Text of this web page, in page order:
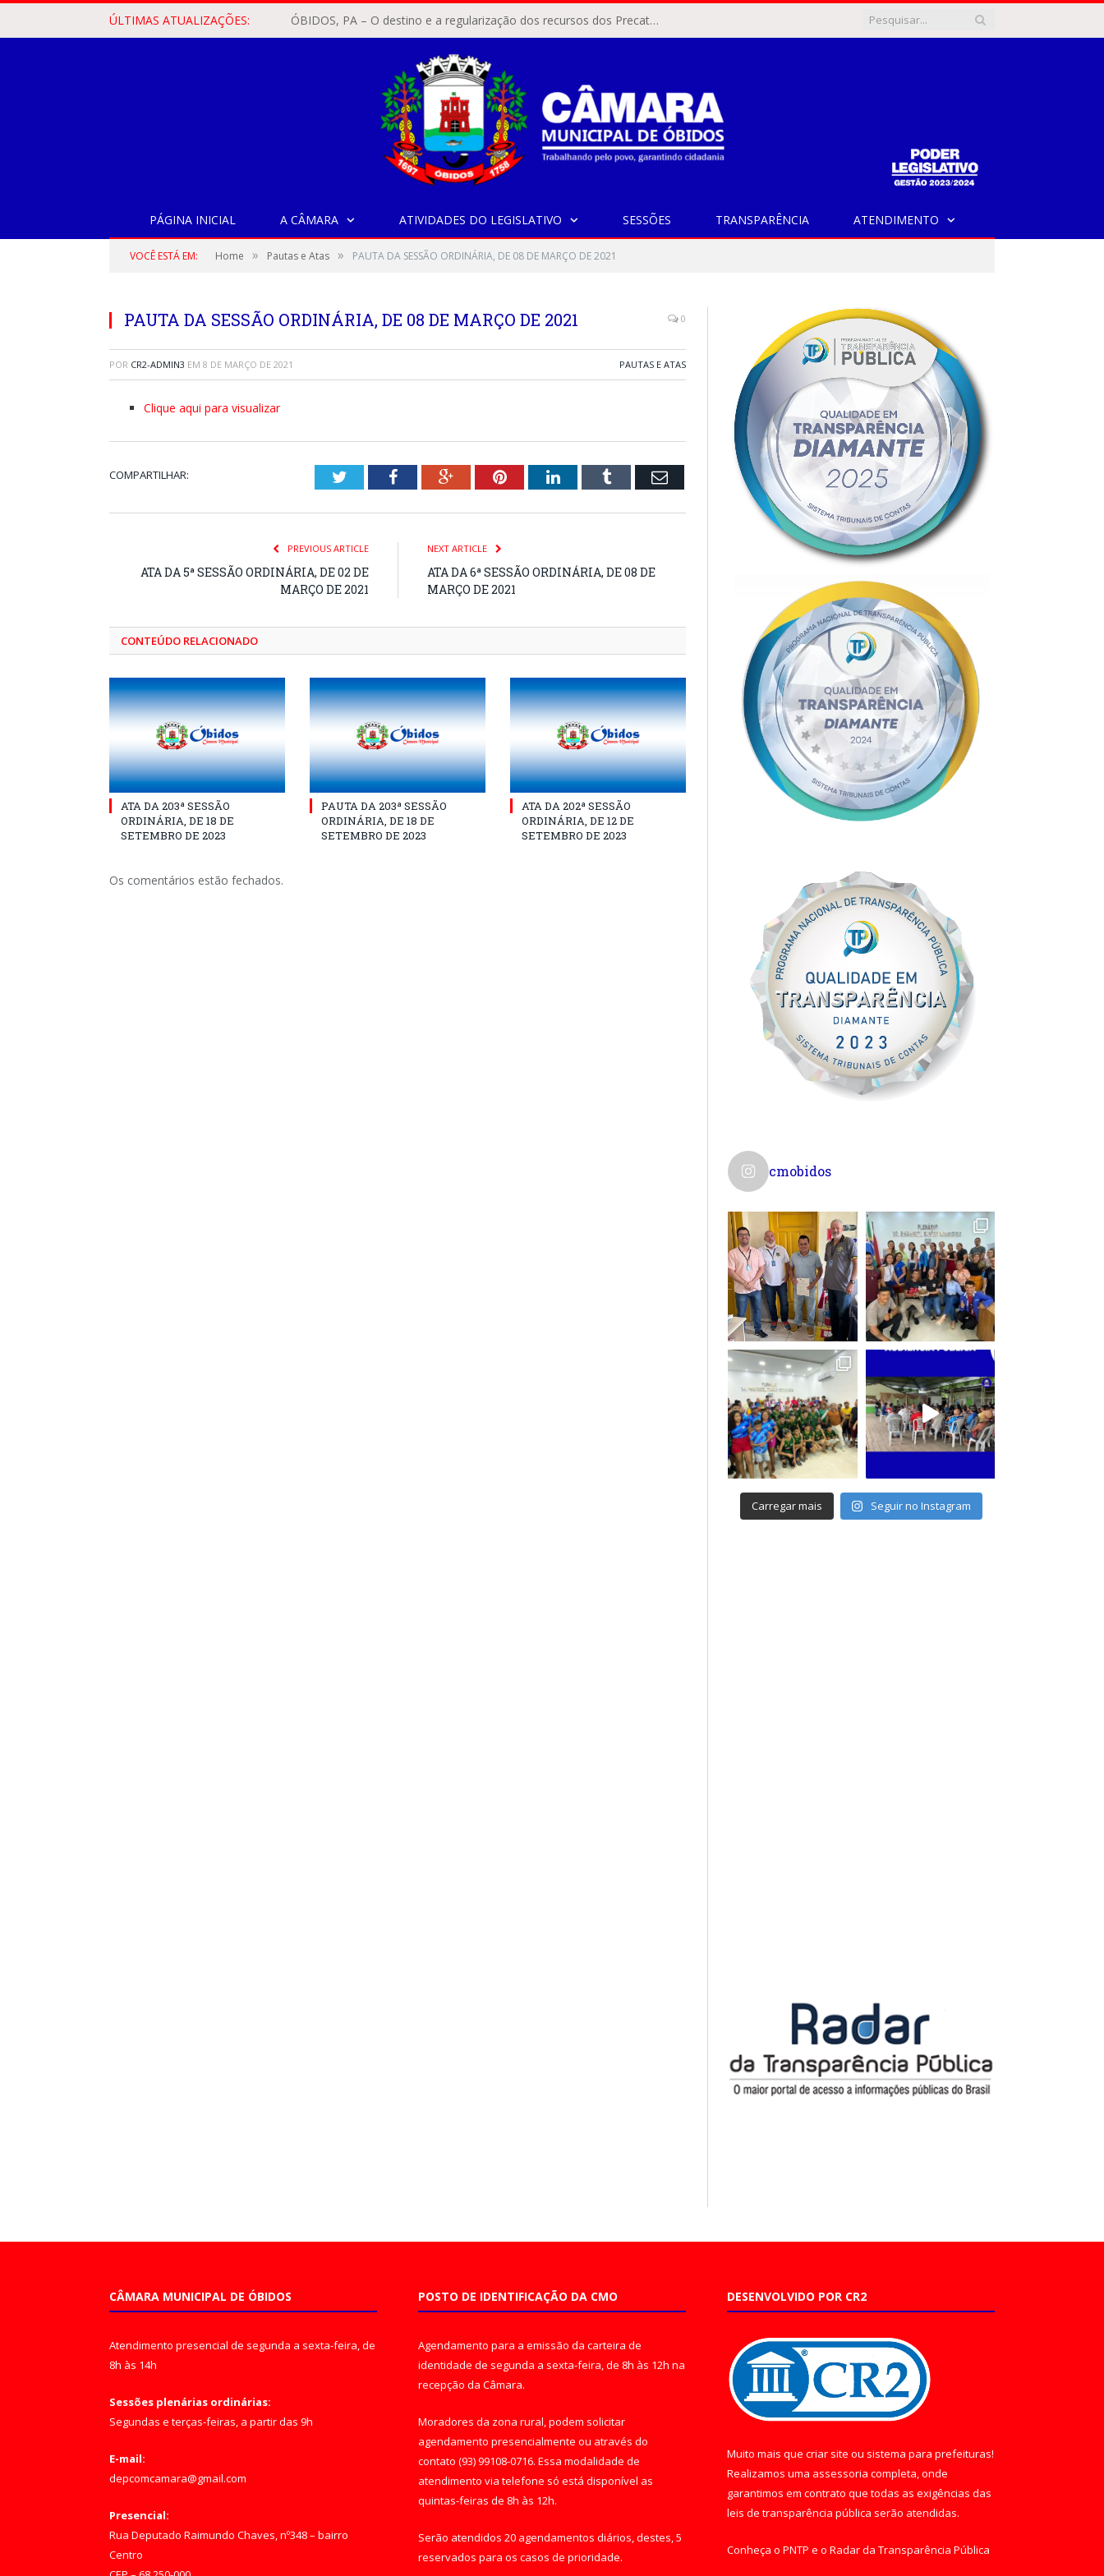
ÚLTIMAS ATUALIZAÇÕES: ÓBIDOS, PA – O destino e a regularização dos recursos dos Precatórios do FUNDEF (Fundo de Manutenção e Desenvolvimento do Ensino Fundamental e de Valorização do Magistério) voltaram a pautar as discussões na Câmara Municipal de Óbidos.
PÁGINA INICIAL A CÂMARA ATIVIDADES DO LEGISLATIVO SESSÕES TRANSPARÊNCIA ATENDIMENTO
VOCÊ ESTÁ EM: Home » Pautas e Atas » PAUTA DA SESSÃO ORDINÁRIA, DE 08 DE MARÇO DE 2021
PAUTA DA SESSÃO ORDINÁRIA, DE 08 DE MARÇO DE 2021 0
POR CR2-ADMIN3 EM 8 DE MARÇO DE 2021 PAUTAS E ATAS
Clique aqui para visualizar
COMPARTILHAR: TwitterFacebookGoogle+PinterestLinkedInTumblr Email
PREVIOUS ARTICLE
ATA DA 5ª SESSÃO ORDINÁRIA, DE 02 DE
MARÇO DE 2021
NEXT ARTICLE
ATA DA 6ª SESSÃO ORDINÁRIA, DE 08 DE
MARÇO DE 2021
CONTEÚDO RELACIONADO
ATA DA 203ª SESSÃO
ORDINÁRIA, DE 18 DE
SETEMBRO DE 2023
PAUTA DA 203ª SESSÃO
ORDINÁRIA, DE 18 DE
SETEMBRO DE 2023
ATA DA 202ª SESSÃO
ORDINÁRIA, DE 12 DE
SETEMBRO DE 2023
Os comentários estão fechados.
cmobidos
Carregar mais Seguir no Instagram
CÂMARA MUNICIPAL DE ÓBIDOS
Atendimento presencial de segunda a sexta-feira, de
8h às 14h
Sessões plenárias ordinárias:
Segundas e terças-feiras, a partir das 9h
E-mail:
depcomcamara@gmail.com
Presencial:
Rua Deputado Raimundo Chaves, nº348 – bairro
Centro
POSTO DE IDENTIFICAÇÃO DA CMO
Agendamento para a emissão da carteira de
identidade de segunda a sexta-feira, de 8h às 12h na
recepção da Câmara.
Moradores da zona rural, podem solicitar
agendamento presencialmente ou através do
contato (93) 99108-0716. Essa modalidade de
atendimento via telefone só está disponível as
quintas-feiras de 8h às 12h.
Serão atendidos 20 agendamentos diários, destes, 5
reservados para os casos de prioridade.
DESENVOLVIDO POR CR2
Muito mais que criar site ou sistema para prefeituras!
Realizamos uma assessoria completa, onde
garantimos em contrato que todas as exigências das
leis de transparência pública serão atendidas.
Conheça o PNTP e o Radar da Transparência Pública